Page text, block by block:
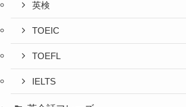
英検
TOEIC
TOEFL
IELTS